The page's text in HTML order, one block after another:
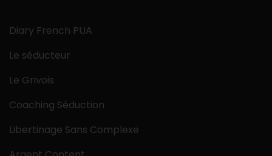
Diary French PUA
Le séducteur
Le Grivois
Coaching Séduction
Libertinage Sans Complexe